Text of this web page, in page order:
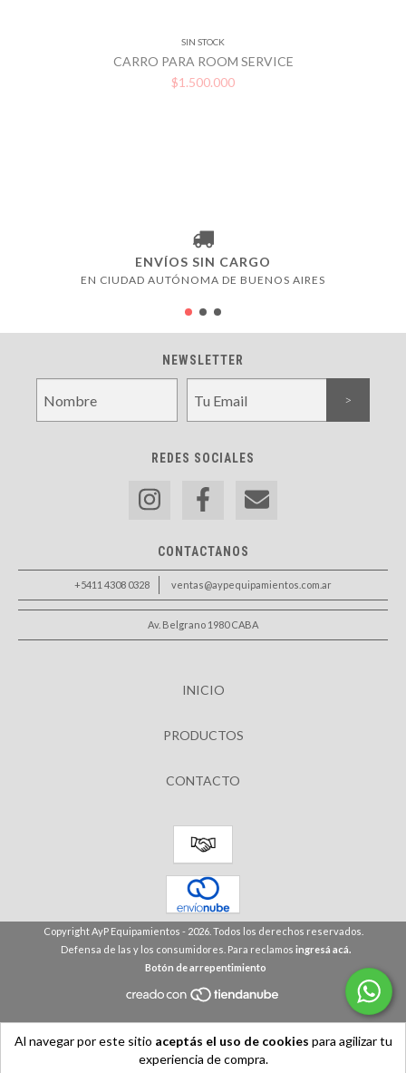
Al navegar por este sitio aceptás el uso de cookies para agilizar tu
experiencia de compra.
SIN STOCK
CARRO PARA ROOM SERVICE
$1.500.000
ENVÍOS SIN CARGO
EN CIUDAD AUTÓNOMA DE BUENOS AIRES
NEWSLETTER
REDES SOCIALES
CONTACTANOS
+5411 4308 0328 ventas@aypequipamientos.com.ar
Av. Belgrano 1980 CABA
INICIO
PRODUCTOS
CONTACTO
Copyright AyP Equipamientos - 2026. Todos los derechos reservados.
Defensa de las y los consumidores. Para reclamos ingresá acá.
Botón de arrepentimiento